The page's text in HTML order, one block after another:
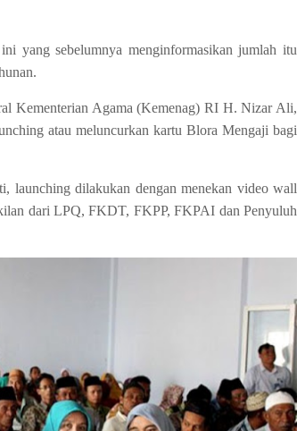
yang sebelumnya menginformasikan jumlah itu
Kementerian Agama (Kemenag) RI H. Nizar Ali,
atau meluncurkan kartu Blora Mengaji bagi
launching dilakukan dengan menekan video wall
dari LPQ, FKDT, FKPP, FKPAI dan Penyuluh